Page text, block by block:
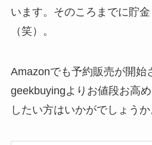
います。そのころまでに貯
（笑）。
Amazonでも予約販売が開始
geekbuyingよりお値段お高
したい方はいかがでしょうか